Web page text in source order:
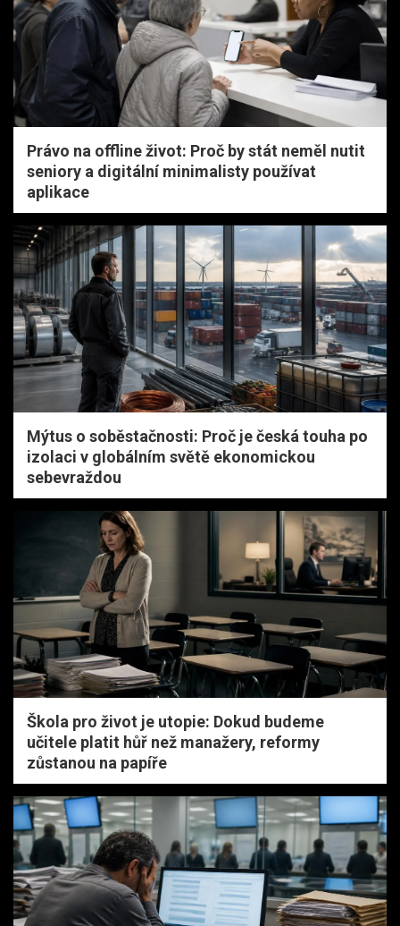
Právo na offline život: Proč by stát neměl nutit
seniory a digitální minimalisty používat
aplikace
Mýtus o soběstačnosti: Proč je česká touha po
izolaci v globálním světě ekonomickou
sebevraždou
Škola pro život je utopie: Dokud budeme
učitele platit hůř než manažery, reformy
zůstanou na papíře